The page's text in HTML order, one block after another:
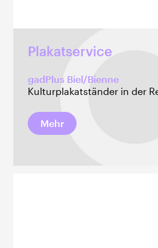
Plakatservice
gadPlus Biel/Bienne
Kulturplakatständer in der
Mehr